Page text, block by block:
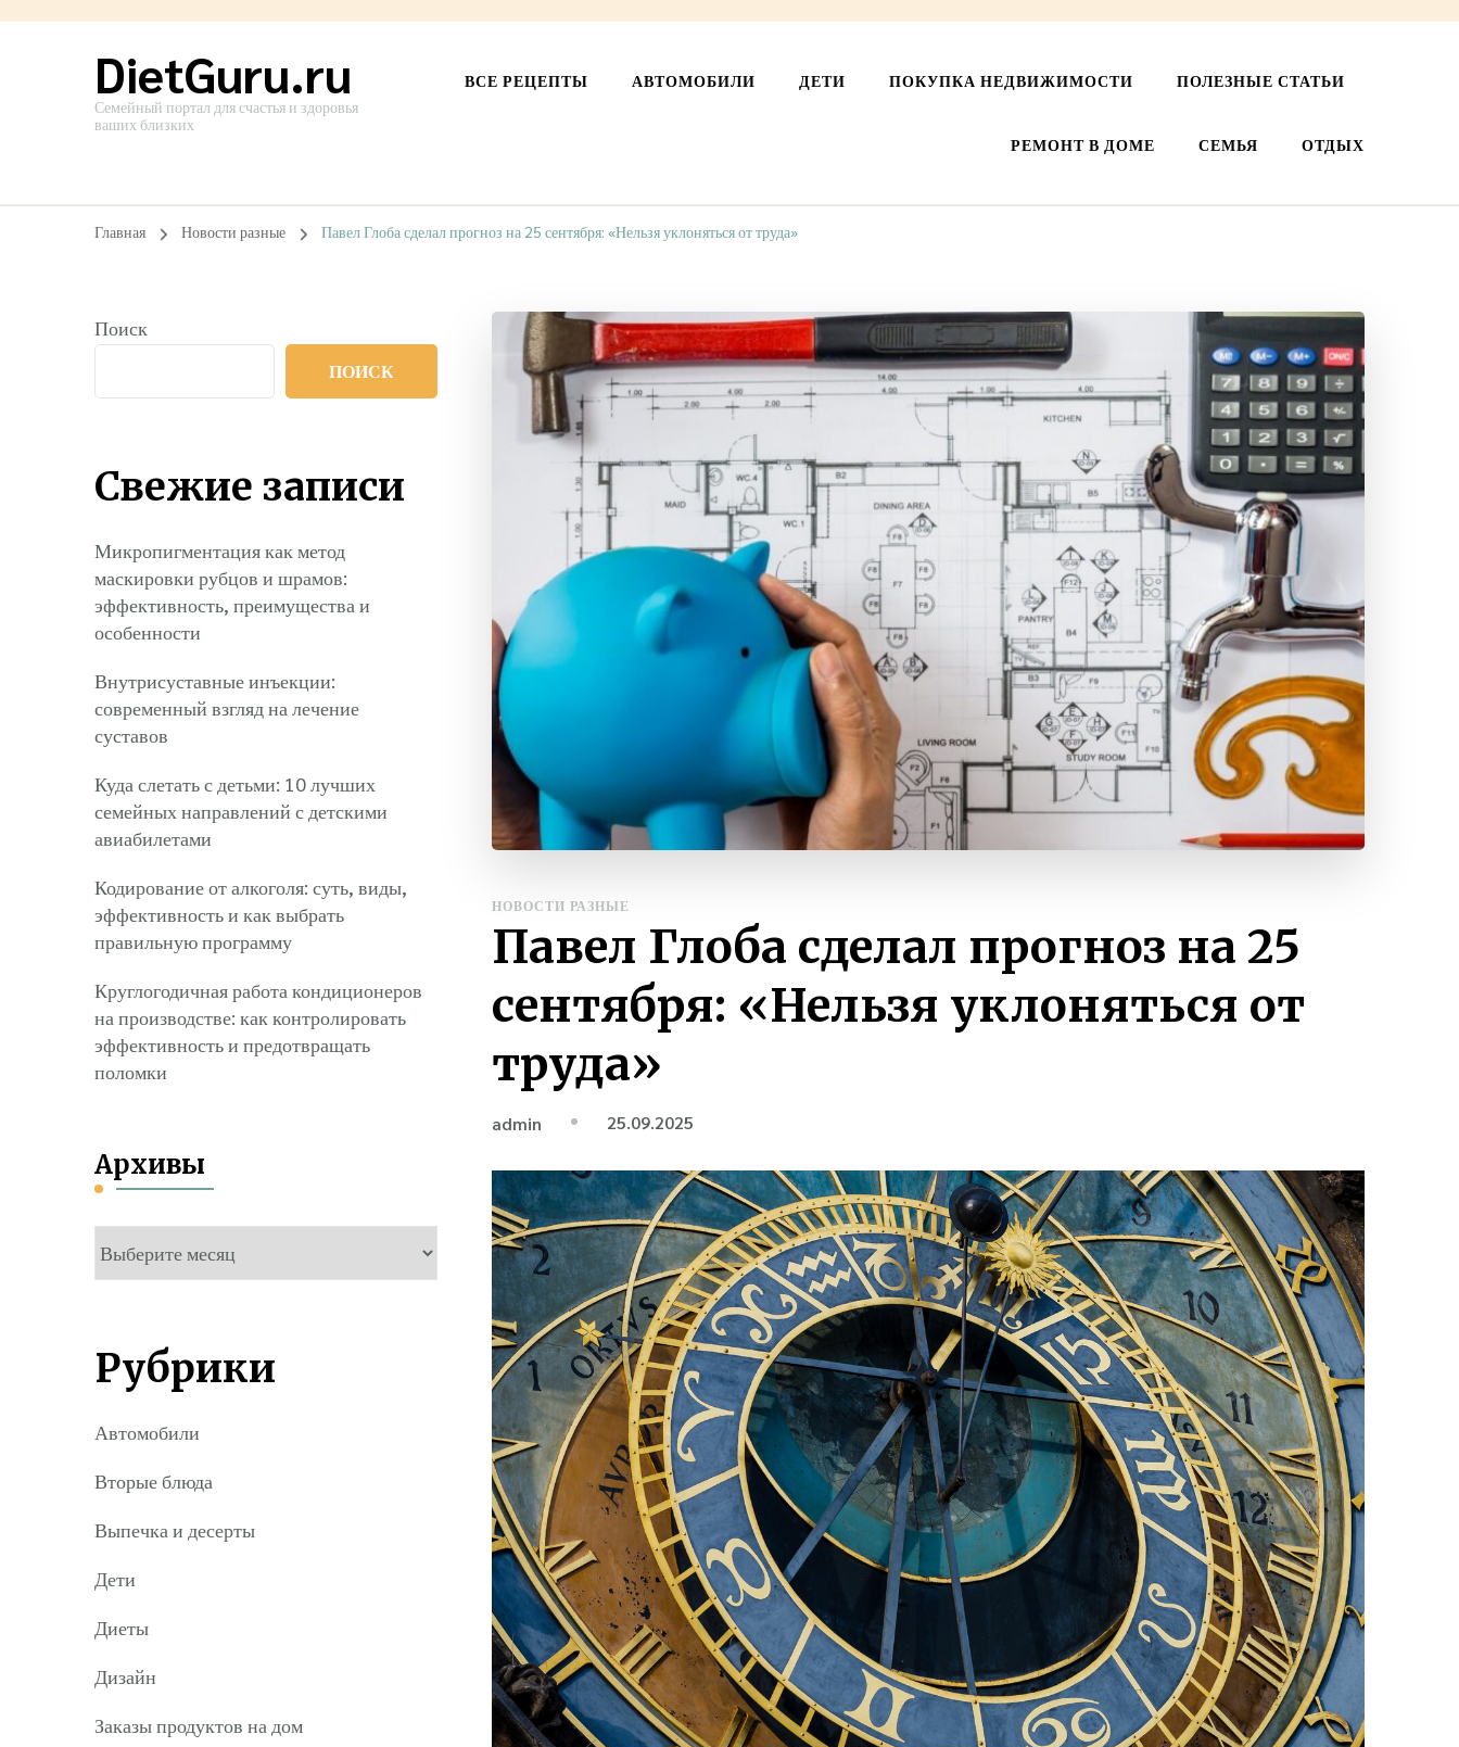
DietGuru.ru
Семейный портал для счастья и здоровья
ваших близких
ВСЕ РЕЦЕПТЫ АВТОМОБИЛИ ДЕТИ ПОКУПКА НЕДВИЖИМОСТИ ПОЛЕЗНЫЕ СТАТЬИ
РЕМОНТ В ДОМЕ СЕМЬЯ ОТДЫХ
Главная Новости разные Павел Глоба сделал прогноз на 25 сентября: «Нельзя уклоняться от труда»
НОВОСТИ РАЗНЫЕ
Павел Глоба сделал прогноз на 25
сентября: «Нельзя уклоняться от
труда»
admin 25.09.2025
Поиск
ПОИСК
Свежие записи
Микропигментация как метод
маскировки рубцов и шрамов:
эффективность, преимущества и
особенности
Внутрисуставные инъекции:
современный взгляд на лечение
суставов
Куда слетать с детьми: 10 лучших
семейных направлений с детскими
авиабилетами
Кодирование от алкоголя: суть, виды,
эффективность и как выбрать
правильную программу
Круглогодичная работа кондиционеров
на производстве: как контролировать
эффективность и предотвращать
поломки
Архивы
Рубрики
Автомобили
Вторые блюда
Выпечка и десерты
Дети
Диеты
Дизайн
Заказы продуктов на дом